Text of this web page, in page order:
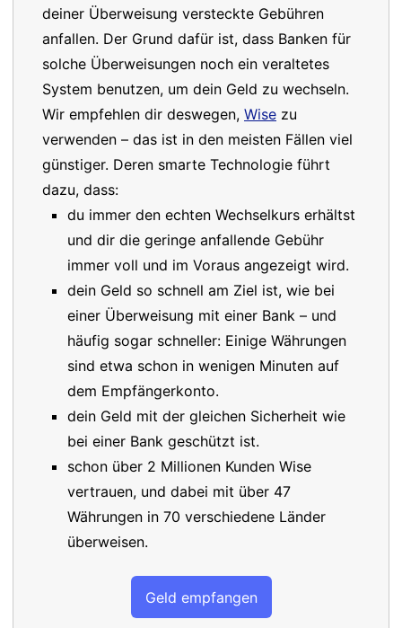
deiner Überweisung versteckte Gebühren
anfallen. Der Grund dafür ist, dass Banken für
solche Überweisungen noch ein veraltetes
System benutzen, um dein Geld zu wechseln.
Wir empfehlen dir deswegen, Wise zu
verwenden – das ist in den meisten Fällen viel
günstiger. Deren smarte Technologie führt
dazu, dass:
du immer den echten Wechselkurs erhältst
und dir die geringe anfallende Gebühr
immer voll und im Voraus angezeigt wird.
dein Geld so schnell am Ziel ist, wie bei
einer Überweisung mit einer Bank – und
häufig sogar schneller: Einige Währungen
sind etwa schon in wenigen Minuten auf
dem Empfängerkonto.
dein Geld mit der gleichen Sicherheit wie
bei einer Bank geschützt ist.
schon über 2 Millionen Kunden Wise
vertrauen, und dabei mit über 47
Währungen in 70 verschiedene Länder
überweisen.
Geld empfangen